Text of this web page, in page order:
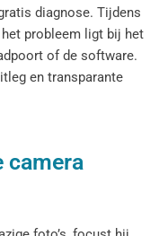
diagnose. Tijdens
probleem ligt bij het
of de software.
en transparante
camera